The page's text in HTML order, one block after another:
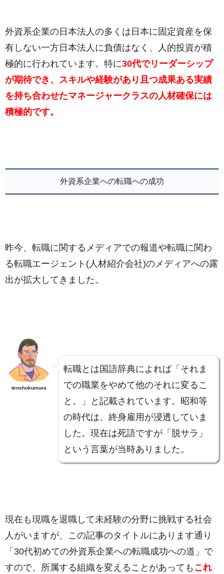
外資系企業の日本法人の多くは日本に固定資産を保
有しない一方日本法人に負債はなく、人的投資が積
極的に行われています。特に30代でリーダーシップ
が期待でき、スキルや経験があり且つ成果ある実績
を持ち合わせたマネージャークラスの人材確保には
積極的です。
外資系企業への転職への成功
昨今、転職に関するメディアでの報道や転職に関わ
る転職エージェント(人材紹介会社)のメディアへの露
出が拡大してきました。
tenshokumura
転職とは国語辞典によれば「それま
での職業をやめて他のそれに変るこ
と。」と記載されています。昭和等
の時代は、終身雇用が浸透していま
した。現在は死語ですが「脱サラ」
という言葉が当時ありました。
現在も現職を退職して未経験の分野に挑戦する社会
人がいますが、この記事のタイトルにあります通り
「30代初めての外資系企業への転職成功への道」で
すので、所属する組織を変えることがあっても これ